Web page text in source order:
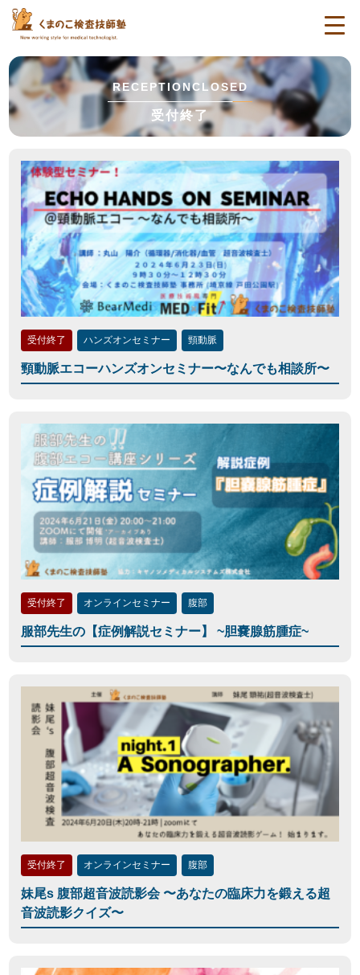
RECEPTIONCLOSED
受付終了
受付終了 ハンズオンセミナー 頸動脈
頸動脈エコーハンズオンセミナー〜なんでも相談所〜
受付終了 オンラインセミナー 腹部
服部先生の【症例解説セミナー】 ~胆嚢腺筋腫症~
受付終了 オンラインセミナー 腹部
妹尾s 腹部超音波読影会 〜あなたの臨床力を鍛える超
音波読影クイズ〜